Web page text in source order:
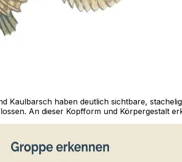
Kaulbarsch haben deutlich sichtbare,
An dieser Kopfform und Körpergestalt